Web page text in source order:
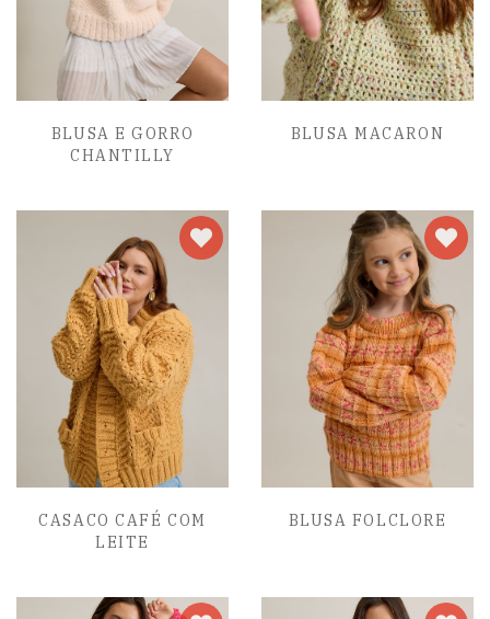
BLUSA E GORRO
CHANTILLY
BLUSA MACARON
CASACO CAFÉ COM
LEITE
BLUSA FOLCLORE